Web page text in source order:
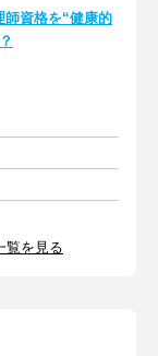
師資格を“健康的
覧を見る